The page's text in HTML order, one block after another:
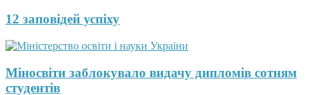
12 заповідей успіху
Міносвіти заблокувало видачу дипломів сотням
студентів